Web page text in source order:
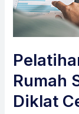
Rumah
Diklat